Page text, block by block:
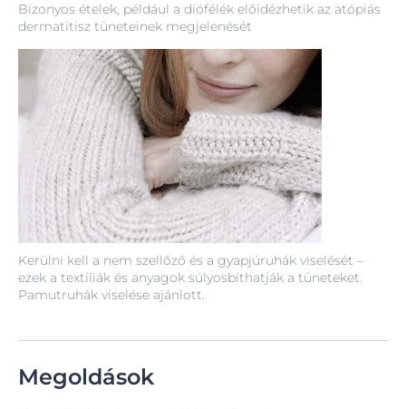
Bizonyos ételek, például a diófélék előidézhetik az atópiás
dermatitisz tüneteinek megjelenését
Kerülni kell a nem szellőző és a gyapjúruhák viselését –
ezek a textíliák és anyagok súlyosbíthatják a tüneteket.
Pamutruhák viselése ajánlott.
Megoldások